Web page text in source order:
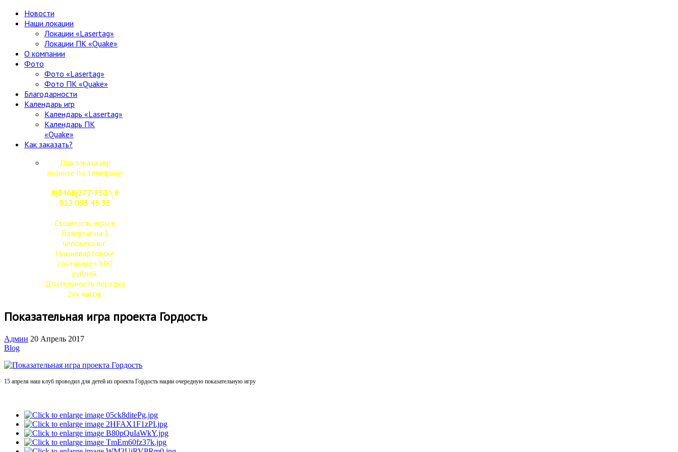
Новости
Наши локации
Локации «Lasertag»
Локации ПК «Quake»
О компании
Фото
Фото «Lasertag»
Фото ПК «Quake»
Благодарности
Календарь игр
Календарь «Lasertag»
Календарь ПК
«Quake»
Как заказать?
Для заказа игр
звоните по телефону:
8(3466)277-750 \ 8
912 093 45 35
Стоимость игры в
Лазертаг на 1
человека в г.
Нижневартовске
составляет 800
рублей.
Длительность порядка
2ух часов.
Показательная игра проекта Гордость
Админ 20 Апрель 2017
Blog
15 апреля наш клуб проводил для детей из проекта Гордость нации очередную показательную игру